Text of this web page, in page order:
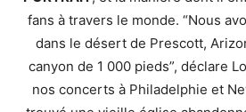
fans à travers le monde. “Nous
dans le désert de Prescott,
canyon de 1 000 pieds”, déclare
nos concerts à Philadelphie et